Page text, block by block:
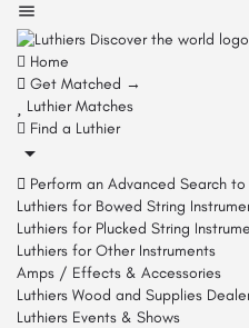
Home
Get Matched →
Luthier Matches
Find a Luthier
Perform an Advanced Search
Luthiers for Bowed String
Luthiers for Plucked String
Luthiers for Other Instruments
Amps / Effects & Accessories
Luthiers Wood and Supplies
Luthiers Events & Shows